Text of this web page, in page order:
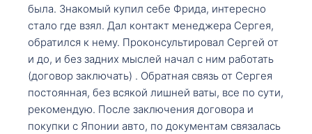
была. Знакомый купил себе Фрида, интересно
стало где взял. Дал контакт менеджера Сергея,
обратился к нему. Проконсультировал Сергей от
и до, и без задних мыслей начал с ним работать
(договор заключать) . Обратная связь от Сергея
постоянная, без всякой лишней ваты, все по сути,
рекомендую. После заключения договора и
покупки с Японии авто, по документам связалась